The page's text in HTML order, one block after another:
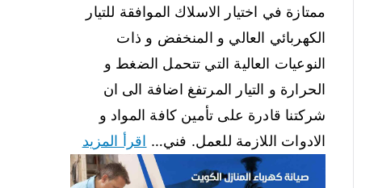
ممتازة في اختيار الاسلاك الموافقة للتيار
الكهربائي العالي و المنخفض و ذات
النوعيات العالية التي تتحمل الضغط و
الحرارة و التيار المرتفغ اضافة الى ان
شركتنا قادرة على تأمين كافة المواد و
الادوات اللازمة للعمل. فني… اقرأ المزيد